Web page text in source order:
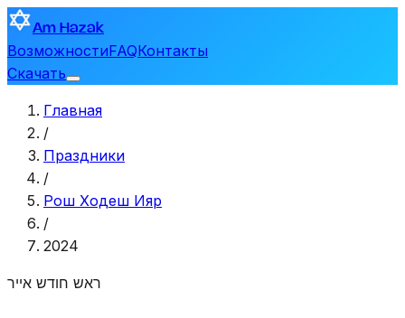
Am Hazak
ВозможностиFAQКонтакты
Скачать
Главная
/
Праздники
/
Рош Ходеш Ияр
/
2024
ראש חודש אייר